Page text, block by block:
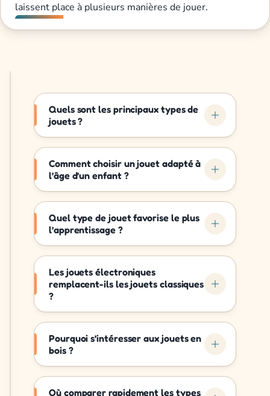
laissent place à plusieurs manières de jouer.
Quels sont les principaux types de
jouets ?
Comment choisir un jouet adapté à
l’âge d’un enfant ?
Quel type de jouet favorise le plus
l’apprentissage ?
Les jouets électroniques
remplacent-ils les jouets classiques
?
Pourquoi s’intéresser aux jouets en
bois ?
Où comparer rapidement les types